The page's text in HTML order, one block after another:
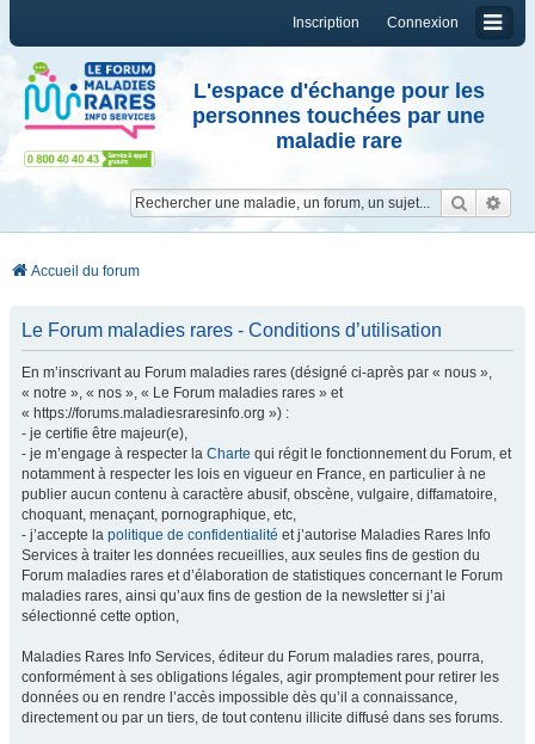
Connexion
Inscription
L'espace d'échange pour les
personnes touchées par une
maladie rare
Accueil du forum
Le Forum maladies rares - Conditions d’utilisation
En m’inscrivant au Forum maladies rares (désigné ci-après par « nous »,
« notre », « nos », « Le Forum maladies rares » et
« https://forums.maladiesraresinfo.org ») :
- je certifie être majeur(e),
- je m’engage à respecter la Charte qui régit le fonctionnement du Forum, et
notamment à respecter les lois en vigueur en France, en particulier à ne
publier aucun contenu à caractère abusif, obscène, vulgaire, diffamatoire,
choquant, menaçant, pornographique, etc,
- j’accepte la politique de confidentialité et j’autorise Maladies Rares Info
Services à traiter les données recueillies, aux seules fins de gestion du
Forum maladies rares et d’élaboration de statistiques concernant le Forum
maladies rares, ainsi qu’aux fins de gestion de la newsletter si j’ai
sélectionné cette option,
Maladies Rares Info Services, éditeur du Forum maladies rares, pourra,
conformément à ses obligations légales, agir promptement pour retirer les
données ou en rendre l’accès impossible dès qu’il a connaissance,
directement ou par un tiers, de tout contenu illicite diffusé dans ses forums.